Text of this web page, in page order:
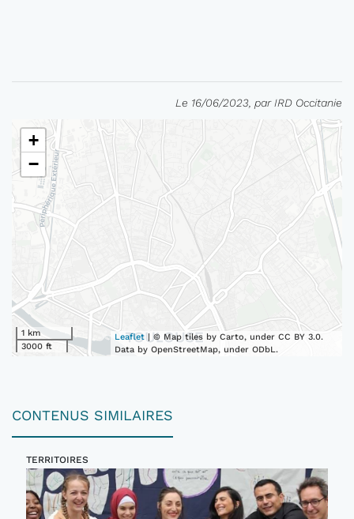
Le 16/06/2023, par IRD Occitanie
+
−
1 km
3000 ft
Leaflet | © Map tiles by Carto, under CC BY 3.0.
Data by OpenStreetMap, under ODbL.
CONTENUS SIMILAIRES
TERRITOIRES